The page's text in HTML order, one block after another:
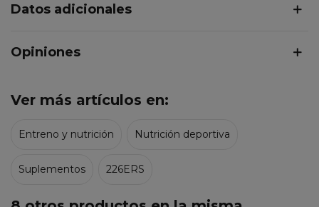
Datos adicionales
Opiniones
Ver más artículos en:
Entreno y nutrición Nutrición deportiva
Suplementos 226ERS